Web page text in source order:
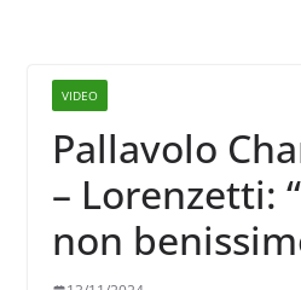
VIDEO
Pallavolo
– Lorenzetti:
non